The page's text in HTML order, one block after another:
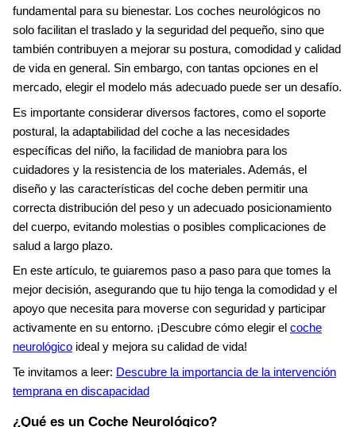
fundamental para su bienestar. Los coches neurológicos no
solo facilitan el traslado y la seguridad del pequeño, sino que
también contribuyen a mejorar su postura, comodidad y calidad
de vida en general. Sin embargo, con tantas opciones en el
mercado, elegir el modelo más adecuado puede ser un desafío.
Es importante considerar diversos factores, como el soporte
postural, la adaptabilidad del coche a las necesidades
específicas del niño, la facilidad de maniobra para los
cuidadores y la resistencia de los materiales. Además, el
diseño y las características del coche deben permitir una
correcta distribución del peso y un adecuado posicionamiento
del cuerpo, evitando molestias o posibles complicaciones de
salud a largo plazo.
En este artículo, te guiaremos paso a paso para que tomes la
mejor decisión, asegurando que tu hijo tenga la comodidad y el
apoyo que necesita para moverse con seguridad y participar
activamente en su entorno. ¡Descubre cómo elegir el coche
neurológico ideal y mejora su calidad de vida!
Te invitamos a leer: Descubre la importancia de la intervención
temprana en discapacidad
¿Qué es un Coche Neurológico?